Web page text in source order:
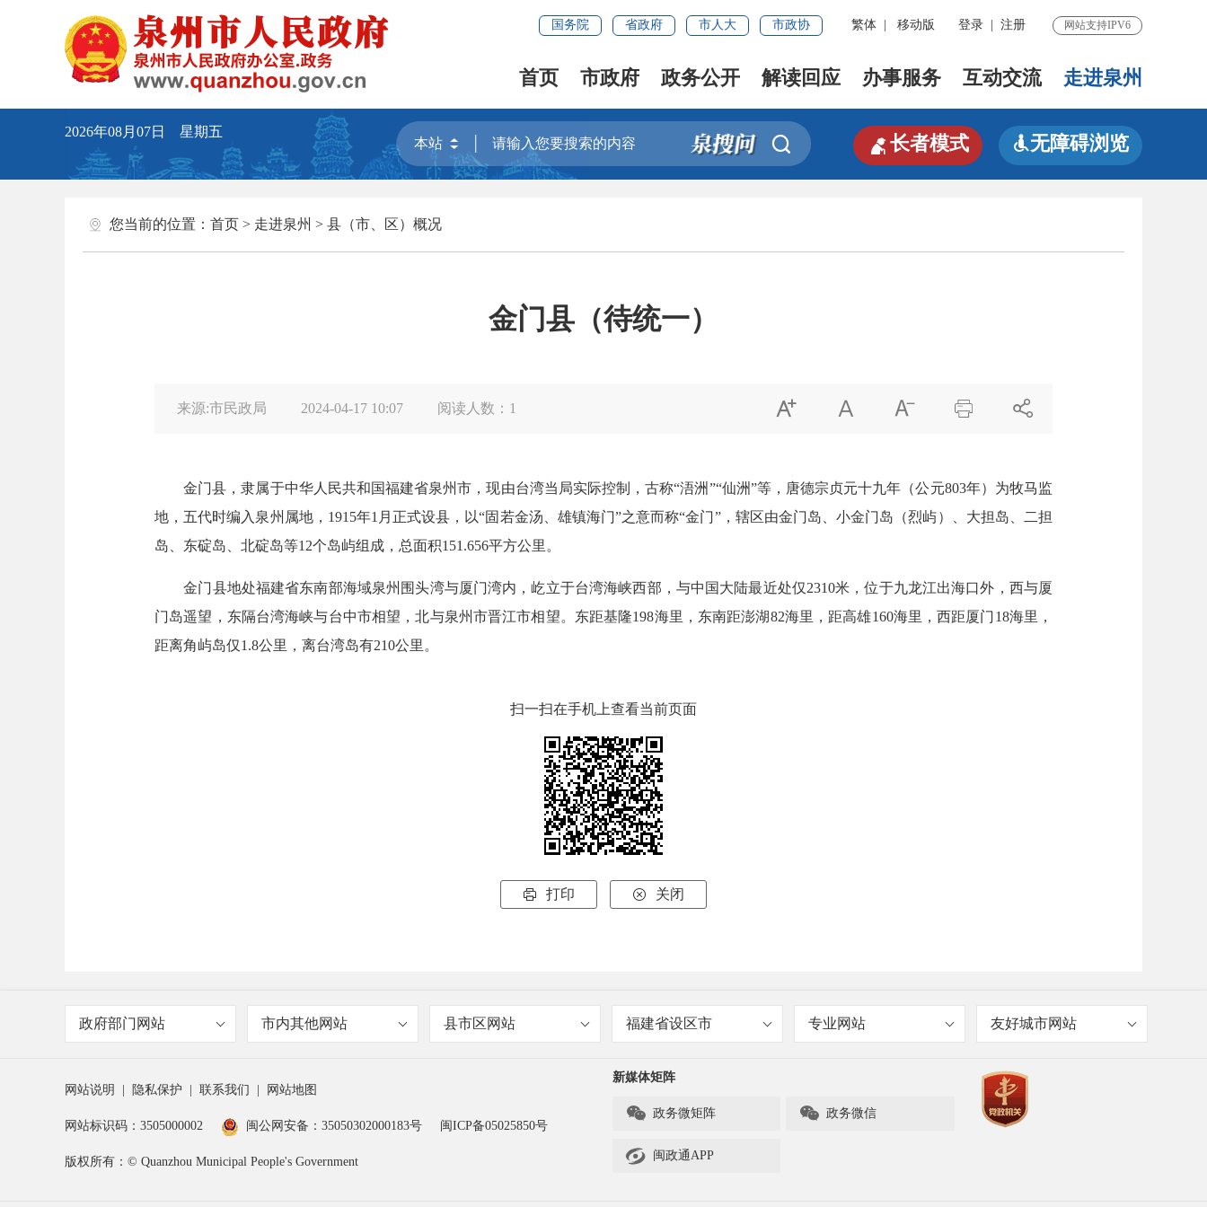
国务院 省政府 市人大 市政协 繁体 移动版 登录 注册 网站支持IPV6
首页 市政府 政务公开 解读回应 办事服务 互动交流 走进泉州
2026年08月07日 星期五
 长者模式 无障碍浏览
您当前的位置： 首页 > 走进泉州 > 县（市、区）概况
金门县（待统一）
来源:市民政局 2024-04-17 10:07 阅读人数： 1     
金门县，隶属于中华人民共和国福建省泉州市，现由台湾当局实际控制，古称“浯洲”“仙洲”等，唐德宗贞元十九年（公元803年）为牧马监
地，五代时编入泉州属地，1915年1月正式设县，以“固若金汤、雄镇海门”之意而称“金门”，辖区由金门岛、小金门岛（烈屿）、大担岛、二担
岛、东碇岛、北碇岛等12个岛屿组成，总面积151.656平方公里。
金门县地处福建省东南部海域泉州围头湾与厦门湾内，屹立于台湾海峡西部，与中国大陆最近处仅2310米，位于九龙江出海口外，西与厦
门岛遥望，东隔台湾海峡与台中市相望，北与泉州市晋江市相望。东距基隆198海里，东南距澎湖82海里，距高雄160海里，西距厦门18海里，
距离角屿岛仅1.8公里，离台湾岛有210公里。
扫一扫在手机上查看当前页面
 打印  关闭
政府部门网站 市内其他网站 县市区网站 福建省设区市 专业网站 友好城市网站
网站说明 隐私保护 联系我们 网站地图
网站标识码：3505000002 闽公网安备：35050302000183号 闽ICP备05025850号
版权所有：© Quanzhou Municipal People's Government
新媒体矩阵
 政务微矩阵  政务微信
 闽政通APP